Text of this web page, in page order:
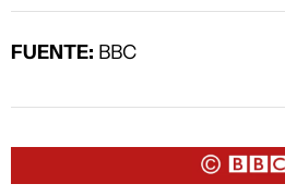
FUENTE: BBC